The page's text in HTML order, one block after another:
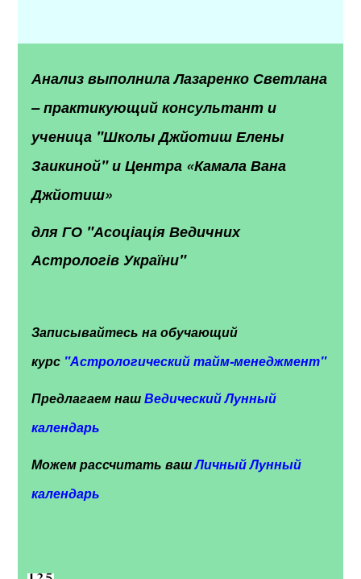
Анализ выполнила Лазаренко Светлана
– практикующий консультант и
ученица "Школы Джйотиш Елены
Заикиной" и Центра «Камала Вана
Джйотиш»
для ГО "Асоціація Ведичних
Астрологів України"
Записывайтесь на обучающий
курс "Астрологический тайм-менеджмент"
Предлагаем нашВедический Лунный
календарь
Можем рассчитать вашЛичный Лунный
календарь